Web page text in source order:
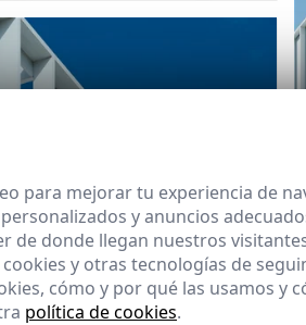
para mejorar tu experiencia de
y anuncios
de donde llegan nuestros
y otras tecnologías de
cómo y por qué las usamos y
política de cookies.